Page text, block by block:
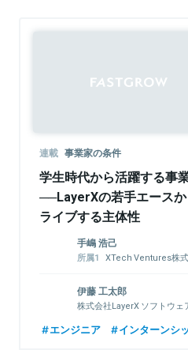
連載 事業家の条件
学生時代から活躍する事業
──LayerXの若手エース
ライブする主体性
手嶋 浩己
XTech Ventures株
1976年生まれ。1999年一橋大
し、戦略プランナーとして6年間
（現ユナイテッド）入社、取締役
を行い、2012年ユナイテッド取
伊藤 工太郎
株式会社LayerX ソフトウェ
慶應義塾大学経済学部卒。
エンジニア インターンシ